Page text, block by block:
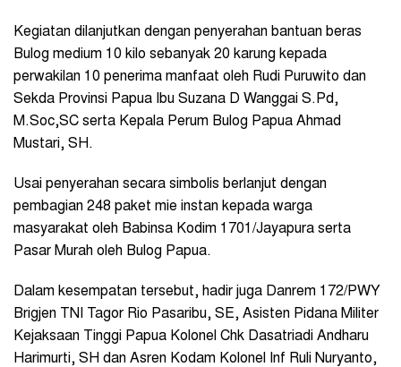
Kegiatan dilanjutkan dengan penyerahan bantuan beras
Bulog medium 10 kilo sebanyak 20 karung kepada
perwakilan 10 penerima manfaat oleh Rudi Puruwito dan
Sekda Provinsi Papua Ibu Suzana D Wanggai S.Pd,
M.Soc,SC serta Kepala Perum Bulog Papua Ahmad
Mustari, SH.
Usai penyerahan secara simbolis berlanjut dengan
pembagian 248 paket mie instan kepada warga
masyarakat oleh Babinsa Kodim 1701/Jayapura serta
Pasar Murah oleh Bulog Papua.
Dalam kesempatan tersebut, hadir juga Danrem 172/PWY
Brigjen TNI Tagor Rio Pasaribu, SE, Asisten Pidana Militer
Kejaksaan Tinggi Papua Kolonel Chk Dasatriadi Andharu
Harimurti, SH dan Asren Kodam Kolonel Inf Ruli Nuryanto,